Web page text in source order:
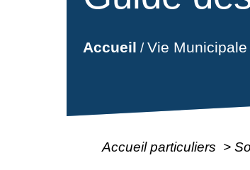
Accueil /Vie Municipale
Accueil particuliers >